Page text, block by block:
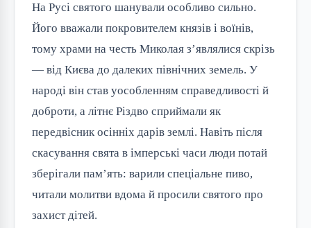
На Русі святого шанували особливо сильно.
Його вважали покровителем князів і воїнів,
тому храми на честь Миколая з’являлися скрізь
— від Києва до далеких північних земель. У
народі він став уособленням справедливості й
доброти, а літнє Різдво сприймали як
передвісник осінніх дарів землі. Навіть після
скасування свята в імперські часи люди потай
зберігали пам’ять: варили спеціальне пиво,
читали молитви вдома й просили святого про
захист дітей.